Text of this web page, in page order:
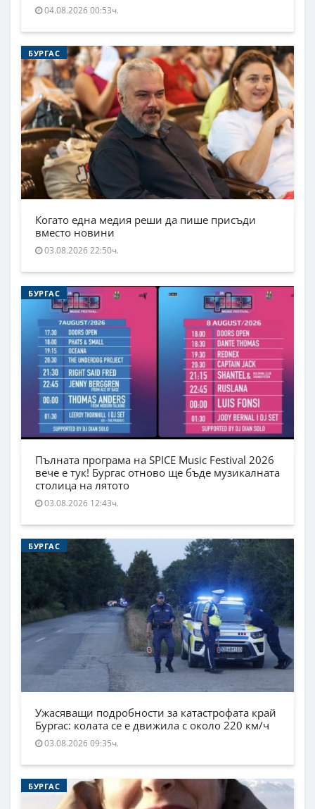
04.08.2026 00:53ч.
БУРГАС
Когато една медия реши да пише присъди
вместо новини
03.08.2026 22:50ч.
БУРГАС
Пълната програма на SPICE Music Festival 2026
вече е тук! Бургас отново ще бъде музикалната
столица на лятото
03.08.2026 12:43ч.
БУРГАС
Ужасяващи подробности за катастрофата край
Бургас: колата се е движила с около 220 км/ч
03.08.2026 09:35ч.
БУРГАС